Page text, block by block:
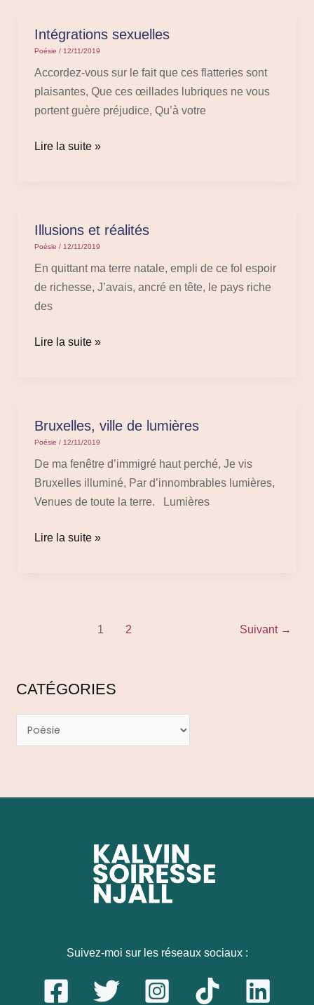
Intégrations sexuelles
Poésie / 12/11/2019
Accordez-vous sur le fait que ces flatteries sont
plaisantes, Que ces œillades lubriques ne vous
portent guère préjudice, Qu’à votre
Intégrations
sexuelles
Lire la suite »
Illusions et réalités
Poésie / 12/11/2019
En quittant ma terre natale, empli de ce fol espoir
de richesse, J’avais, ancré en tête, le pays riche
des
Illusions
et
réalités
Lire la suite »
Bruxelles, ville de lumières
Poésie / 12/11/2019
De ma fenêtre d’immigré haut perché, Je vis
Bruxelles illuminé, Par d’innombrables lumières,
Venues de toute la terre. Lumières
Bruxelles,
ville
de
lumières
Lire la suite »
1 2 Suivant →
CATÉGORIES
Suivez-moi sur les réseaux sociaux :